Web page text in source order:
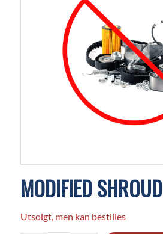
MODIFIED SHROUD
Utsolgt, men kan bestilles